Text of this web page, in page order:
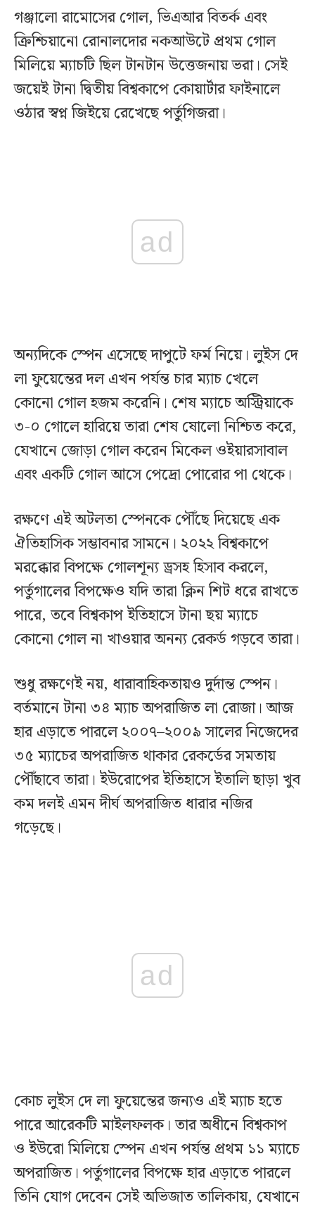
গঞ্জালো রামোসের গোল, ভিএআর বিতর্ক এবং
ক্রিশ্চিয়ানো রোনালদোর নকআউটে প্রথম গোল
মিলিয়ে ম্যাচটি ছিল টানটান উত্তেজনায় ভরা। সেই
জয়েই টানা দ্বিতীয় বিশ্বকাপে কোয়ার্টার ফাইনালে
ওঠার স্বপ্ন জিইয়ে রেখেছে পর্তুগিজরা।
ad
অন্যদিকে স্পেন এসেছে দাপুটে ফর্ম নিয়ে। লুইস দে
লা ফুয়েন্তের দল এখন পর্যন্ত চার ম্যাচ খেলে
কোনো গোল হজম করেনি। শেষ ম্যাচে অস্ট্রিয়াকে
৩-০ গোলে হারিয়ে তারা শেষ ষোলো নিশ্চিত করে,
যেখানে জোড়া গোল করেন মিকেল ওইয়ারসাবাল
এবং একটি গোল আসে পেদ্রো পোরোর পা থেকে।
রক্ষণে এই অটলতা স্পেনকে পৌঁছে দিয়েছে এক
ঐতিহাসিক সম্ভাবনার সামনে। ২০২২ বিশ্বকাপে
মরক্কোর বিপক্ষে গোলশূন্য ড্রসহ হিসাব করলে,
পর্তুগালের বিপক্ষেও যদি তারা ক্লিন শিট ধরে রাখতে
পারে, তবে বিশ্বকাপ ইতিহাসে টানা ছয় ম্যাচে
কোনো গোল না খাওয়ার অনন্য রেকর্ড গড়বে তারা।
শুধু রক্ষণেই নয়, ধারাবাহিকতায়ও দুর্দান্ত স্পেন।
বর্তমানে টানা ৩৪ ম্যাচ অপরাজিত লা রোজা। আজ
হার এড়াতে পারলে ২০০৭–২০০৯ সালের নিজেদের
৩৫ ম্যাচের অপরাজিত থাকার রেকর্ডের সমতায়
পৌঁছাবে তারা। ইউরোপের ইতিহাসে ইতালি ছাড়া খুব
কম দলই এমন দীর্ঘ অপরাজিত ধারার নজির
গড়েছে।
ad
কোচ লুইস দে লা ফুয়েন্তের জন্যও এই ম্যাচ হতে
পারে আরেকটি মাইলফলক। তার অধীনে বিশ্বকাপ
ও ইউরো মিলিয়ে স্পেন এখন পর্যন্ত প্রথম ১১ ম্যাচে
অপরাজিত। পর্তুগালের বিপক্ষে হার এড়াতে পারলে
তিনি যোগ দেবেন সেই অভিজাত তালিকায়, যেখানে